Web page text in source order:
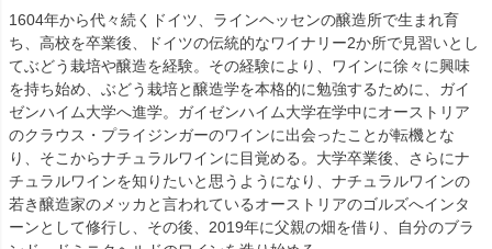
1604年から代々続くドイツ、ラインヘッセンの醸造所で生まれ育
ち、高校を卒業後、ドイツの伝統的なワイナリー2か所で見習いとし
てぶどう栽培や醸造を経験。その経験により、ワインに徐々に興味
を持ち始め、ぶどう栽培と醸造学を本格的に勉強するために、ガイ
ゼンハイム大学へ進学。ガイゼンハイム大学在学中にオーストリア
のクラウス・プライジンガーのワインに出会ったことが転機とな
り、そこからナチュラルワインに目覚める。大学卒業後、さらにナ
チュラルワインを知りたいと思うようになり、ナチュラルワインの
若き醸造家のメッカと言われているオーストリアのゴルズへインタ
ーンとして修行し、その後、2019年に父親の畑を借り、自分のブラ